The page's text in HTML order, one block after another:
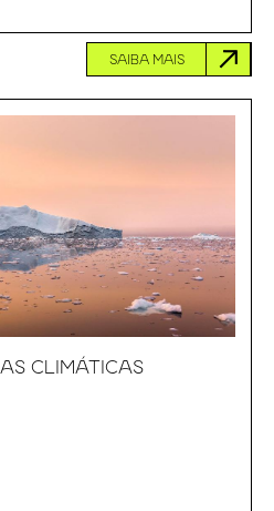
SAIBA MAIS
CLIMÁTICAS